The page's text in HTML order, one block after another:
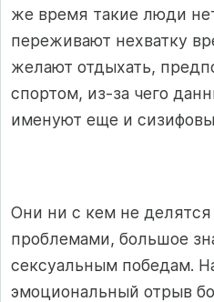
же время такие люди
переживают нехватку
желают отдыхать,
спортом, из-за чего
именуют еще и
Они ни с кем не
проблемами, большое
сексуальным победам.
эмоциональный отрыв